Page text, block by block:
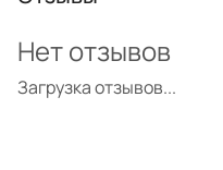
Загрузка отзывов...
Нет отзывов